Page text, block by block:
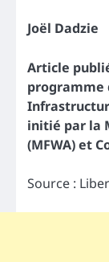
Joël Dadzie
Article
programme
initié par la
(MFWA) et
Source :